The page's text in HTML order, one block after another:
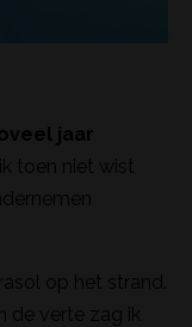
jaar
toen niet wist
op het strand.
de verte zag ik